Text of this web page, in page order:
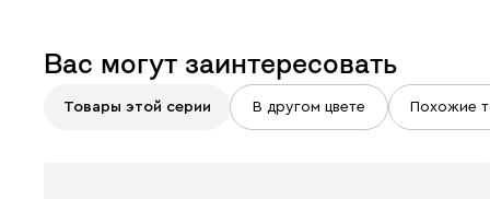
Вас могут заинтересовать
Товары этой серии В другом цвете Похожие